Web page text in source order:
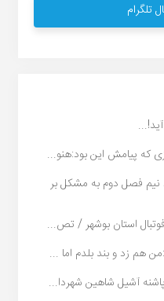
تلگرام
که پیامش این بود:هنو...
فصل دوم به مشکل بر
استان بوشهر / تص...
هم زد و بند بلدم اما ...
آشیل شاهین شهردا...